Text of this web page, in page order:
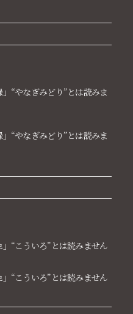
“やなぎみどり”とは読みま
“やなぎみどり”とは読みま
“こういろ”とは読みません
“こういろ”とは読みません